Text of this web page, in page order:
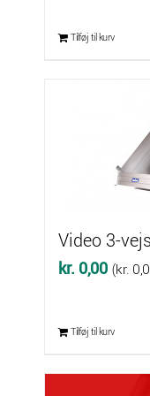
Tilføj til kurv
Video 3-
kr. 0,00 (kr.
Tilføj til kurv